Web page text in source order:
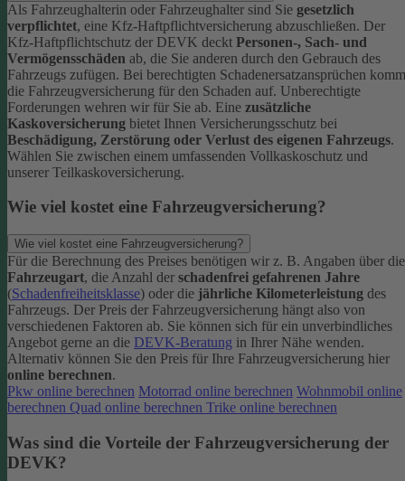
Als Fahrzeughalterin oder Fahrzeughalter sind Sie gesetzlich
verpflichtet, eine Kfz-Haftpflichtversicherung abzuschließen. Der
Kfz-Haftpflichtschutz der DEVK deckt Personen-, Sach- und
Vermögensschäden ab, die Sie anderen durch den Gebrauch des
Fahrzeugs zufügen. Bei berechtigten Schadenersatzansprüchen
die Fahrzeugversicherung für den Schaden auf. Unberechtigte
Forderungen wehren wir für Sie ab. Eine zusätzliche
Kaskoversicherung bietet Ihnen Versicherungsschutz bei
Beschädigung, Zerstörung oder Verlust des eigenen Fahrzeugs.
Wählen Sie zwischen einem umfassenden Vollkaskoschutz und
unserer Teilkaskoversicherung.
Wie viel kostet eine Fahrzeugversicherung?
Wie viel kostet eine Fahrzeugversicherung?
Für die Berechnung des Preises benötigen wir z. B. Angaben über die
Fahrzeugart, die Anzahl der schadenfrei gefahrenen Jahre
(Schadenfreiheitsklasse) oder die jährliche Kilometerleistung des
Fahrzeugs. Der Preis der Fahrzeugversicherung hängt also von
verschiedenen Faktoren ab. Sie können sich für ein unverbindliches
Angebot gerne an die DEVK-Beratung in Ihrer Nähe wenden.
Alternativ können Sie den Preis für Ihre Fahrzeugversicherung hier
online berechnen.
Pkw online berechnen Motorrad online berechnen Wohnmobil online
berechnen Quad online berechnen Trike online berechnen
Was sind die Vorteile der Fahrzeugversicherung der
DEVK?